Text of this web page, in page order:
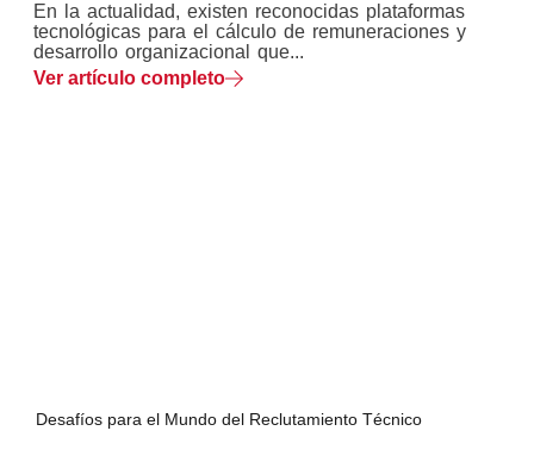
En la actualidad, existen reconocidas plataformas
tecnológicas para el cálculo de remuneraciones y
desarrollo organizacional que...
Ver artículo completo
Desafíos para el Mundo del Reclutamiento Técnico